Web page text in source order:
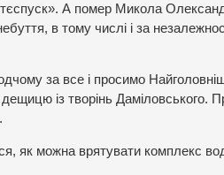
А помер Микола
в тому числі і за
за все і просимо
із творінь Даміловського.
як можна врятувати комплекс